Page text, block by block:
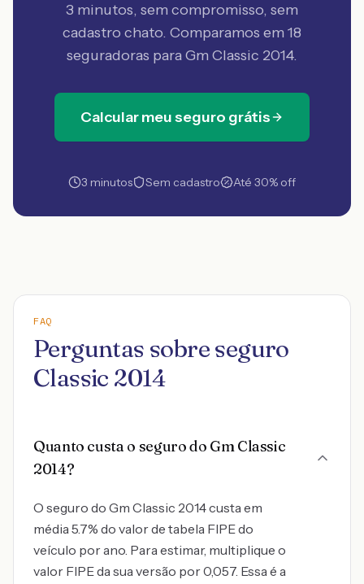
3 minutos, sem compromisso, sem
cadastro chato. Comparamos em 18
seguradoras para Gm Classic 2014.
Calcular meu seguro grátis
3 minutos Sem cadastro Até 30% off
FAQ
Perguntas sobre seguro
Classic 2014
Quanto custa o seguro do Gm Classic
2014?
O seguro do Gm Classic 2014 custa em
média 5.7% do valor de tabela FIPE do
veículo por ano. Para estimar, multiplique o
valor FIPE da sua versão por 0,057. Essa é a